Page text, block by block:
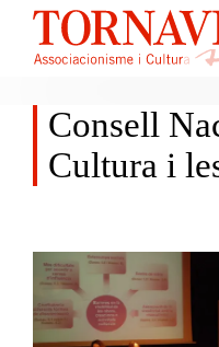
Consell
Cultura i